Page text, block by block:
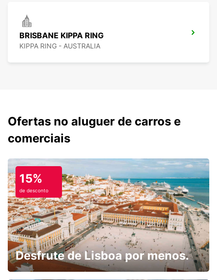
BRISBANE KIPPA RING
KIPPA RING - AUSTRALIA
Ofertas no aluguer de carros e
comerciais
15%
de desconto
Desfrute de Lisboa por menos.